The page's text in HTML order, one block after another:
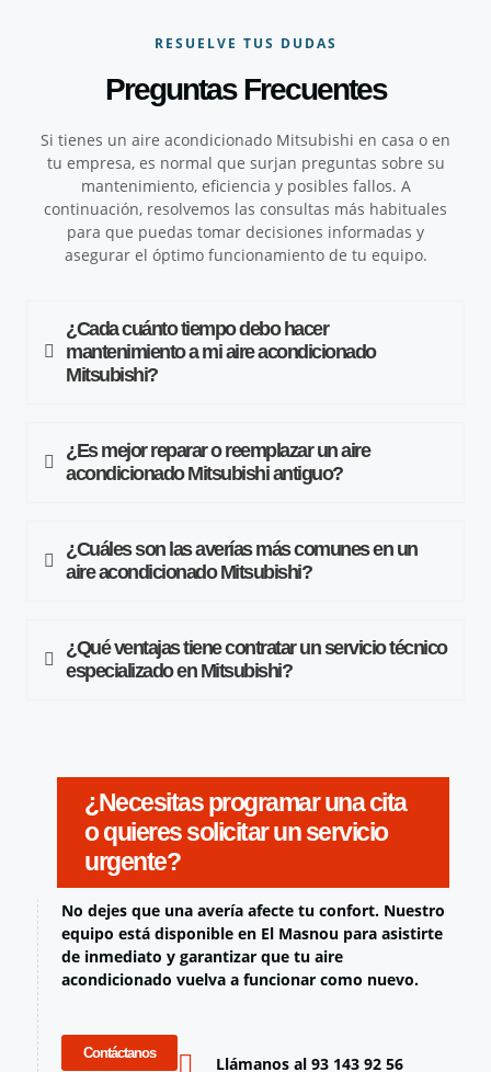
RESUELVE TUS DUDAS
Preguntas Frecuentes
Si tienes un aire acondicionado Mitsubishi en casa o en
tu empresa, es normal que surjan preguntas sobre su
mantenimiento, eficiencia y posibles fallos. A
continuación, resolvemos las consultas más habituales
para que puedas tomar decisiones informadas y
asegurar el óptimo funcionamiento de tu equipo.
¿Cada cuánto tiempo debo hacer
mantenimiento a mi aire acondicionado
Mitsubishi?
¿Es mejor reparar o reemplazar un aire
acondicionado Mitsubishi antiguo?
¿Cuáles son las averías más comunes en un
aire acondicionado Mitsubishi?
¿Qué ventajas tiene contratar un servicio técnico
especializado en Mitsubishi?
¿Necesitas programar una cita
o quieres solicitar un servicio
urgente?
No dejes que una avería afecte tu confort. Nuestro
equipo está disponible en El Masnou para asistirte
de inmediato y garantizar que tu aire
acondicionado vuelva a funcionar como nuevo.
Contáctanos
Llámanos al 93 143 92 56